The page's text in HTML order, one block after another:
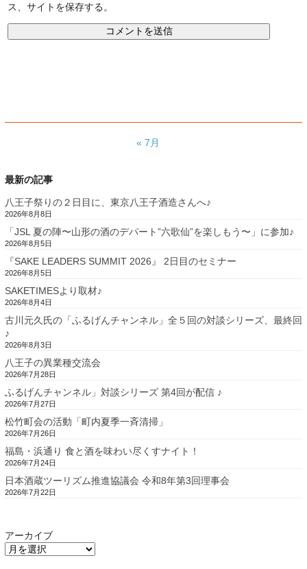
ス、サイトを保存する。
« 7月
最新の記事
八王子祭りの２日目に、東京八王子酒造さんへ♪
2026年8月8日
「JSL 夏の陣〜山形の酒のデパート”六歌仙”を楽しもう〜」に参加♪
2026年8月5日
『SAKE LEADERS SUMMIT 2026』 2日目のセミナー
2026年8月5日
SAKETIMESより取材♪
2026年8月4日
古川元久氏の「ふるげんチャンネル」全５回の対談シリーズ、最終回
♪
2026年8月3日
八王子の異業種交流会
2026年7月28日
ふるげんチャンネル」対談シリーズ 第4回が配信 ♪
2026年7月27日
松竹町会の活動「町内夏季一斉清掃」
2026年7月26日
福島・浜通り 食と酒を味わい尽くすナイト！
2026年7月24日
日本酒蔵ツーリズム推進協議会 令和8年第3回理事会
2026年7月22日
アーカイブ